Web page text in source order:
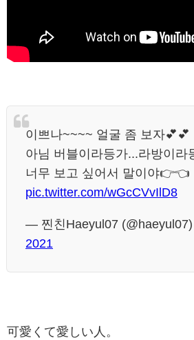
이쁘나~~~~ 얼굴 좀 보자💕💕
아님 버블이라등가...라방이라
너무 보고 싶어서 말이야👉👈
pic.twitter.com/wGcCVvIlD8
— 찐친Haeyul07 (@haeyul07)
2021
可愛くて愛しい人。